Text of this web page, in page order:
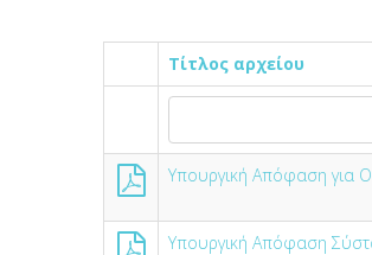
Τίτλος αρχείου
Υπουργική Απόφαση για
Υπουργική Απόφαση